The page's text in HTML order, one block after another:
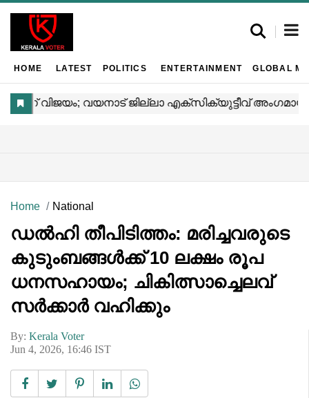
HOME LATEST POLITICS ENTERTAINMENT GLOBAL
Home National
ഡൽഹി തീപിടിത്തം: മരിച്ചവരുടെ
കുടുംബങ്ങൾക്ക് 10 ലക്ഷം രൂപ
ധനസഹായം; ചികിത്സാച്ചെലവ്
സർക്കാർ വഹിക്കും
By: Kerala Voter
Jun 4, 2026, 16:46 IST